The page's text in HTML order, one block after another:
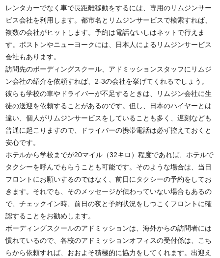
レンタカーでなく車で長距離移動をするには、専用のリムジンサー
ビス会社を利用します。都市名とリムジンサービスで検索すれば、
複数の会社がヒットします。予約は電話ないしはネットで行えま
す。ボストンやニューヨークには、日本人によるリムジンサービス
会社もあります。
訪問先のボーディングスクール、アドミッションスタッフにリムジ
ン会社の紹介を依頼すれば、2-3の会社を挙げてくれるでしょう。
彼らも学校の車やドライバーが不足するときは、リムジン会社に生
徒の送迎を依頼することがあるのです。但し、日本のハイヤーとは
違い、個人がリムジンサービスをしていることも多く、遅刻なども
普通に起こりますので、ドライバーの携帯電話は必ず控えておくと
安心です。
ホテルから学校までが20マイル（32キロ）程度であれば、ホテルで
タクシーを呼んでもらうことも可能です。そのような場合は、当日
フロントにお願いするのではなく、前日にタクシーの予約をしてお
きます。それでも、そのメッセージが伝わっていない場合もあるの
で、チェックイン時、前日の夜と予約状況をしつこくフロントに確
認することをお勧めします。
ボーディングスクールのアドミッションは、海外からの訪問者には
慣れているので、各校のアドミッションオフィスの受付係は、こち
らから依頼すれば、おおよそ積極的に協力をしてくれます。出迎え